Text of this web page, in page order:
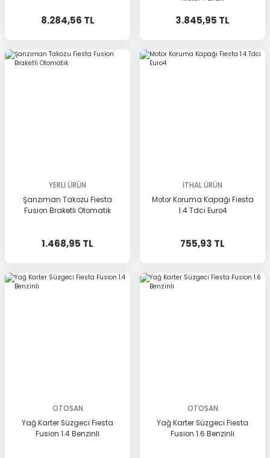
8.284,56 TL 3.845,95 TL
YERLİ ÜRÜN
Şanzıman Takozu Fiesta
Fusion Braketli Otomatik
1.468,95 TL
İTHAL ÜRÜN
Motor Koruma Kapağı Fiesta
1.4 Tdci Euro4
755,93 TL
OTOSAN
Yağ Karter Süzgeci Fiesta
Fusion 1.4 Benzinli
OTOSAN
Yağ Karter Süzgeci Fiesta
Fusion 1.6 Benzinli